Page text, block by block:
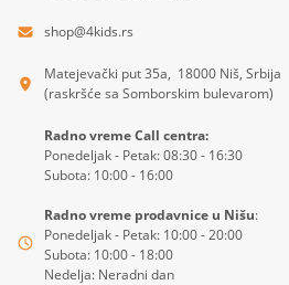
shop@4kids.rs
Matejevački put 35a, 18000 Niš, Srbija
(raskršće sa Somborskim bulevarom)
Radno vreme Call centra:
Ponedeljak - Petak: 08:30 - 16:30
Subota: 10:00 - 16:00
Radno vreme prodavnice u Nišu:
Ponedeljak - Petak: 10:00 - 20:00
Subota: 10:00 - 18:00
Nedelja: Neradni dan